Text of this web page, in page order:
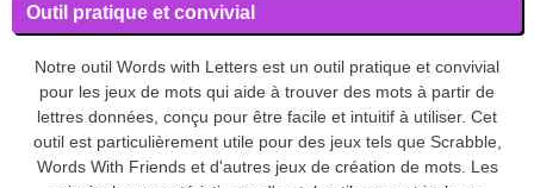
Outil pratique et convivial
Notre outil Words with Letters est un outil pratique et convivial
pour les jeux de mots qui aide à trouver des mots à partir de
lettres données, conçu pour être facile et intuitif à utiliser. Cet
outil est particulièrement utile pour des jeux tels que Scrabble,
Words With Friends et d'autres jeux de création de mots. Les